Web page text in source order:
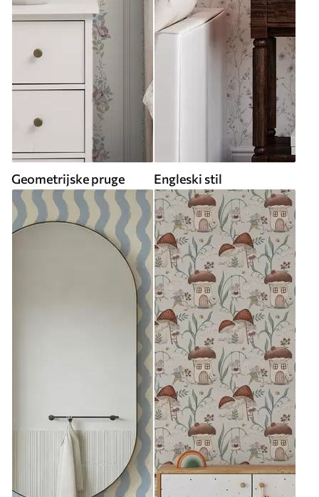
Geometrijske pruge Engleski stil